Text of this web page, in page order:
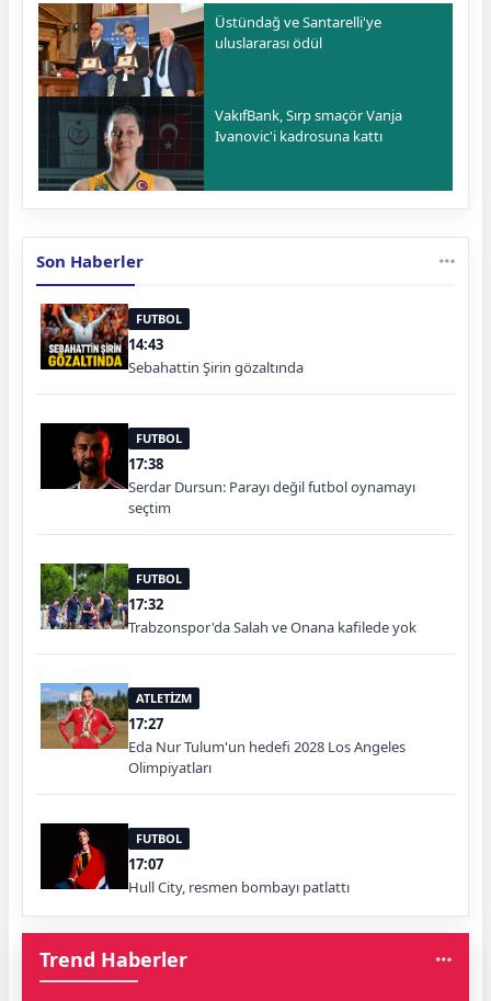
Üstündağ ve Santarelli'ye
uluslararası ödül
VakıfBank, Sırp smaçör Vanja
Ivanovic'i kadrosuna kattı
Son Haberler
FUTBOL
14:43
Sebahattin Şirin gözaltında
FUTBOL
17:38
Serdar Dursun: Parayı değil futbol oynamayı
seçtim
FUTBOL
17:32
Trabzonspor'da Salah ve Onana kafilede yok
ATLETİZM
17:27
Eda Nur Tulum'un hedefi 2028 Los Angeles
Olimpiyatları
FUTBOL
17:07
Hull City, resmen bombayı patlattı
Trend Haberler